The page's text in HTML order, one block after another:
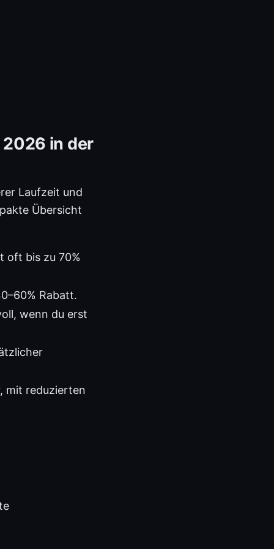
in der
Laufzeit und
Übersicht
oft bis zu 70%
Rabatt.
wenn du erst
mit reduzierten